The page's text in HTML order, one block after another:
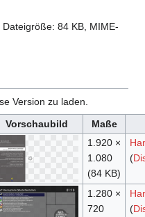
84 KB, MIME-
Version zu laden.
Vorschaubild
Maße
1.920 ×
1.080
(84 KB)
(
1.280 ×
720
(